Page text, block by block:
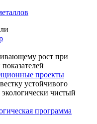
рост при
проекты
устойчивого
чистый
программа